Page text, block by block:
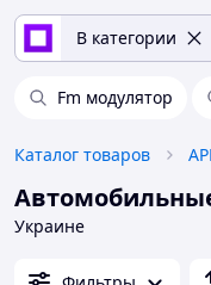
В категории
Fm модулятор
Каталог товаров
Украине